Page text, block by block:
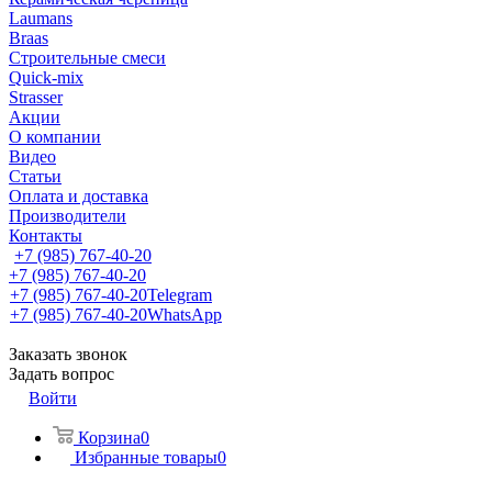
Laumans
Braas
Строительные смеси
Quick-mix
Strasser
Акции
О компании
Видео
Статьи
Оплата и доставка
Производители
Контакты
+7 (985) 767-40-20
+7 (985) 767-40-20
+7 (985) 767-40-20Telegram
+7 (985) 767-40-20WhatsApp
Заказать звонок
Задать вопрос
Войти
Корзина0
Избранные товары0